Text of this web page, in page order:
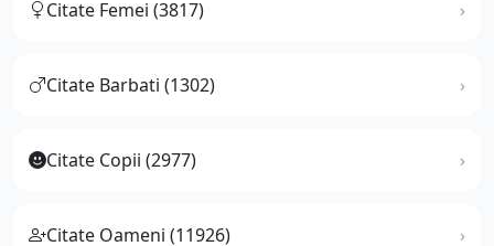
Citate Femei (3817)
Citate Barbati (1302)
Citate Copii (2977)
Citate Oameni (11926)